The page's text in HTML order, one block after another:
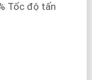
Tốc độ tấn